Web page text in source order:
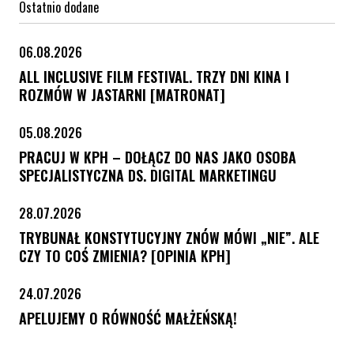
Ostatnio dodane
06.08.2026
ALL INCLUSIVE FILM FESTIVAL. TRZY DNI KINA I
ROZMÓW W JASTARNI [MATRONAT]
05.08.2026
PRACUJ W KPH – DOŁĄCZ DO NAS JAKO OSOBA
SPECJALISTYCZNA DS. DIGITAL MARKETINGU
28.07.2026
TRYBUNAŁ KONSTYTUCYJNY ZNÓW MÓWI „NIE”. ALE
CZY TO COŚ ZMIENIA? [OPINIA KPH]
24.07.2026
APELUJEMY O RÓWNOŚĆ MAŁŻEŃSKĄ!